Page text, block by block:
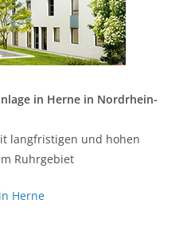
in Herne in Nordrhein-
langfristigen und hohen
Ruhrgebiet
Herne